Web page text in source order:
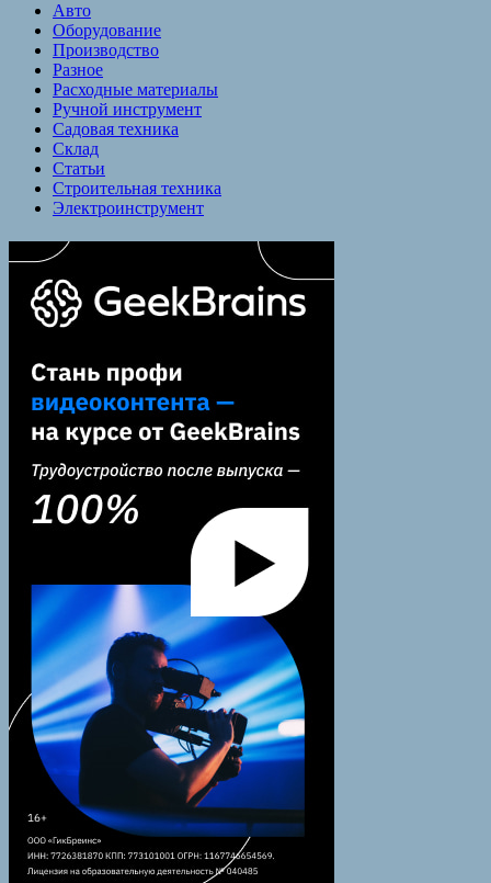
Авто
Оборудование
Производство
Разное
Расходные материалы
Ручной инструмент
Садовая техника
Склад
Статьи
Строительная техника
Электроинструмент